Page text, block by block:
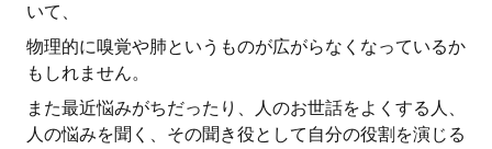
いて、
物理的に嗅覚や肺というものが広がらなくなっているか
もしれません。
また最近悩みがちだったり、人のお世話をよくする人、
人の悩みを聞く、その聞き役として自分の役割を演じる